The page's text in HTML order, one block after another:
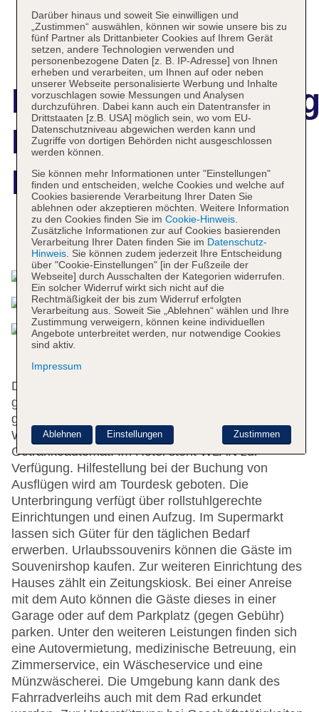
Loisir Spa Tower
Naha
Das bietet Ihre Unterkunft
Das freundliche Personal an der Rezeption ist
gerne bei allen Fragen behilflich. Zur Einrichtung
gehören eine Gepäckaufbewahrung, ein Safe, eine
Wechselstube, ein Geldautomat und ein
Getränkeautomat. Im Hotel steht WLAN zur
Verfügung. Hilfestellung bei der Buchung von
Ausflügen wird am Tourdesk geboten. Die
Unterbringung verfügt über rollstuhlgerechte
Einrichtungen und einen Aufzug. Im Supermarkt
lassen sich Güter für den täglichen Bedarf
erwerben. Urlaubssouvenirs können die Gäste im
Souvenirshop kaufen. Zur weiteren Einrichtung des
Hauses zählt ein Zeitungskiosk. Bei einer Anreise
mit dem Auto können die Gäste dieses in einer
Garage oder auf dem Parkplatz (gegen Gebühr)
parken. Unter den weiteren Leistungen finden sich
eine Autovermietung, medizinische Betreuung, ein
Zimmerservice, ein Wäscheservice und eine
Münzwäscherei. Die Umgebung kann dank des
Fahrradverleihs auch mit dem Rad erkundet
Darüber hinaus und soweit Sie einwilligen und
„Zustimmen“ auswählen, können wir sowie unsere bis zu
fünf Partner als Drittanbieter Cookies auf Ihrem Gerät
setzen, andere Technologien verwenden und
personenbezogene Daten [z. B. IP-Adresse] von Ihnen
erheben und verarbeiten, um Ihnen auf oder neben
unserer Webseite personalisierte Werbung und Inhalte
vorzuschlagen sowie Messungen und Analysen
durchzuführen. Dabei kann auch ein Datentransfer in
Drittstaaten [z.B. USA] möglich sein, wo vom EU-
Datenschutzniveau abgewichen werden kann und
Zugriffe von dortigen Behörden nicht ausgeschlossen
werden können.
Sie können mehr Informationen unter "Einstellungen"
finden und entscheiden, welche Cookies und welche auf
Cookies basierende Verarbeitung Ihrer Daten Sie
ablehnen oder akzeptieren möchten. Weitere Information
zu den Cookies finden Sie im Cookie-Hinweis.
Zusätzliche Informationen zur auf Cookies basierenden
Verarbeitung Ihrer Daten finden Sie im Datenschutz-
Hinweis. Sie können zudem jederzeit Ihre Entscheidung
über "Cookie-Einstellungen" [in der Fußzeile der
Webseite] durch Ausschalten der Kategorien widerrufen.
Ein solcher Widerruf wirkt sich nicht auf die
Rechtmäßigkeit der bis zum Widerruf erfolgten
Verarbeitung aus. Soweit Sie „Ablehnen“ wählen und Ihre
Zustimmung verweigern, können keine individuellen
Angebote unterbreitet werden, nur notwendige Cookies
sind aktiv.
Impressum
Zustimmen
Ablehnen Einstellungen